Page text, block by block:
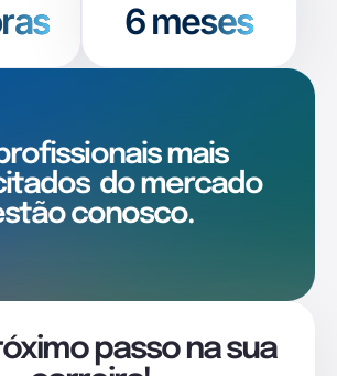
6 meses
mais
do mercado
conosco.
passo na sua